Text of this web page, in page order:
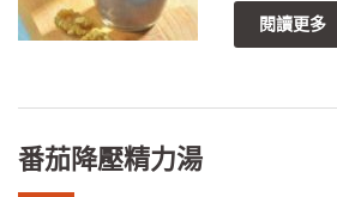
閱讀更多
番茄降壓精力湯